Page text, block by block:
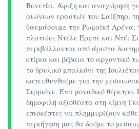
Κατά την διάρκεια μιας
Βενετία αξίζει πραγματικά
στις πλατείες της αλλά και
μυστηριώδη δρομάκια της,
ομορφιά του τόπου. Το βέβαιο
ανακαλύψετε πολλά από
προσφέρει η Βενετία ακόμα
στους δρόμους της πόλης που
μοιάζουν με λαβύρινθο.
Βενετία. Άφιξη και αναχώρηση
αιώνιων εραστών του Σαίξπηρ,
θαυμάσουμε την Ρωμαϊκή Αρένα,
πλατείες Ντέλε Έρμπε και Ντέι
περιβάλλονται από άριστα
κτίρια και βέβαια το αρχοντικό
το θρυλικό μπαλκόνι της
κατευθυνθούμε για την
Σιρμιόνε. Ένα μοναδικό
δημοφιλή αξιοθέατα στη λίμνη
επισκέπτες να πλημμυρίζουν
περιήγηση μας θα δούμε το